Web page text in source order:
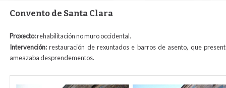
Convento de Santa Clara
Proxecto:rehabilitación no muro occidental.
Intervención:restauración de rexuntados e barros de asento, que
ameazaba desprendementos.